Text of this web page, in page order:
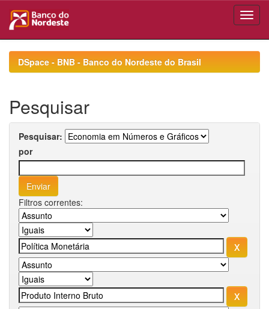
navigationDSpace - BNB - Banco do Nordeste do Brasil
Pesquisar
Pesquisar:
por
Filtros correntes: